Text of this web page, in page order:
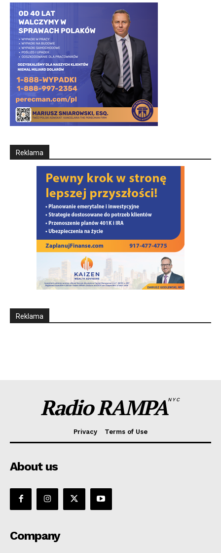
Reklama
Reklama
Radio RAMPANYC
Privacy Terms of Use
About us
Company